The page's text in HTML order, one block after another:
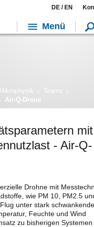
Teams
Air-Q-Drone
mit
- Air-Q-
Drohne mit
wie PM 10, PM2.5
unter stark
Feuchte und Wind
zu bisherigen Systemen
DE /EN
Menü